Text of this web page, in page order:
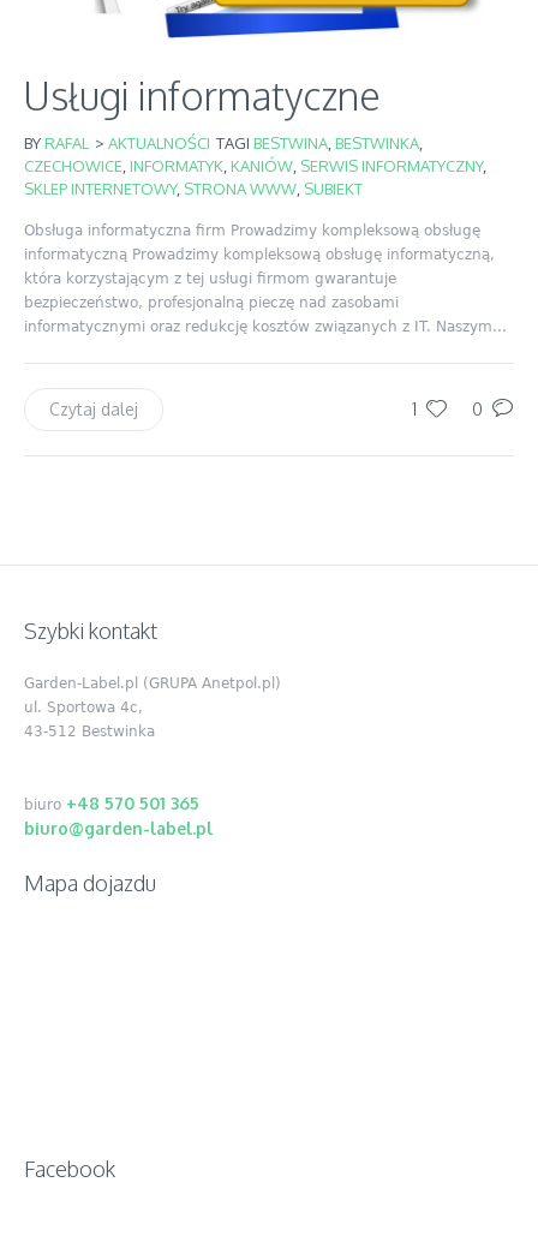
Usługi informatyczne
BYRAFAL > AKTUALNOŚCI TAGI BESTWINA BESTWINKA
CZECHOWICE INFORMATYK KANIÓW SERWIS INFORMATYCZNY,
SKLEP INTERNETOWY, STRONA WWW SUBIEKT
Obsługa informatyczna firm Prowadzimy kompleksową obsługę
informatyczną Prowadzimy kompleksową obsługę informatyczną,
która korzystającym z tej usługi firmom gwarantuje
bezpieczeństwo, profesjonalną pieczę nad zasobami
informatycznymi oraz redukcję kosztów związanych z IT. Naszym...
1 0
Czytaj dalej
Szybki kontakt
Garden-Label.pl (GRUPA Anetpol.pl)
ul. Sportowa 4c,
43-512 Bestwinka
biuro +48 570 501 365
biuro@garden-label.pl
Mapa dojazdu
Facebook